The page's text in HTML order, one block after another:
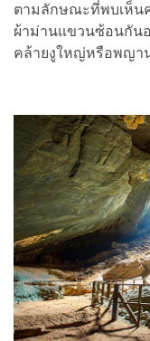
ตามลักษณะที่พบเห็น
ผ้าม่านแขวนซ้อนกัน
คล้ายงูใหญ่หรือพญา